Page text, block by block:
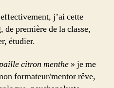
j’ai cette
première de la classe,
étudier.
citron menthe » je me
formateur/mentor rêve,